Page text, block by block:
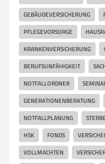
GEBÄUDEVERSICHERUNG
PFLEGEVORSORGE
KRANKENVERSICHERUNG
BERUFSUNFÄHIGKEIT
NOTFALLORDNER
GENERATIONENBERATUNG
NOTFALLPLANUNG
HSK FONDS
VOLLMACHTEN